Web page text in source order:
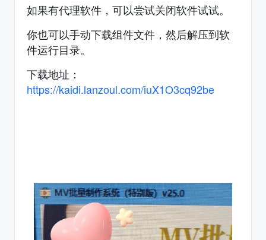
如果有代理软件，可以尝试关闭软件试试。
你也可以手动下载组件文件，然后解压到软
件运行目录。
下载地址：
https://kaidi.lanzoul.com/iuX1O3cq92be